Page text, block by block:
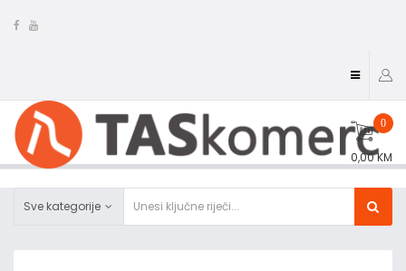
0
0,00 KM
Sve kategorije